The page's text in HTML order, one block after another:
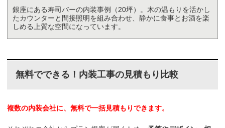
銀座にある寿司バーの内装事例（20坪）。木の温もりを活かし
たカウンターと間接照明を組み合わせ、静かに食事とお酒を楽
しめる上質な空間になっています。
無料でできる！内装工事の見積もり比較
複数の内装会社に、無料で一括見積もりできます。